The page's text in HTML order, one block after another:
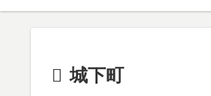
城下町